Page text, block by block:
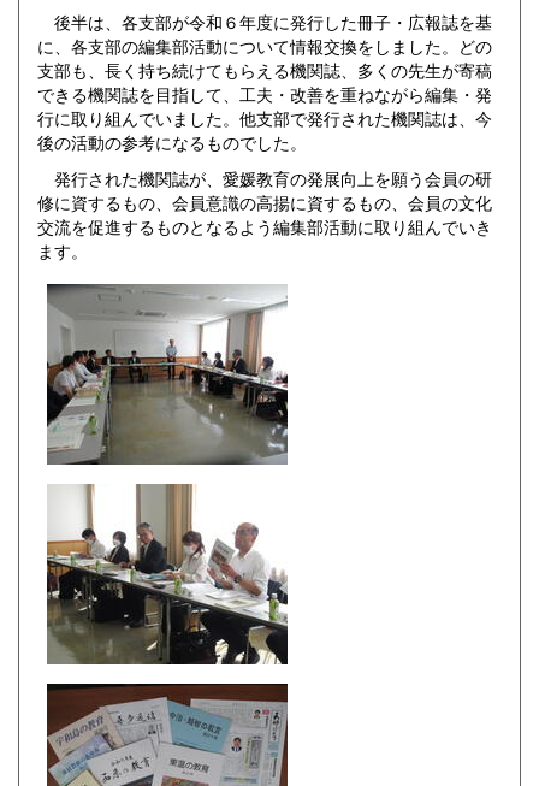
後半は、各支部が令和６年度に発行した冊子・広報誌を基
に、各支部の編集部活動について情報交換をしました。どの
支部も、長く持ち続けてもらえる機関誌、多くの先生が寄稿
できる機関誌を目指して、工夫・改善を重ねながら編集・発
行に取り組んでいました。他支部で発行された機関誌は、今
後の活動の参考になるものでした。
発行された機関誌が、愛媛教育の発展向上を願う会員の研
修に資するもの、会員意識の高揚に資するもの、会員の文化
交流を促進するものとなるよう編集部活動に取り組んでいき
ます。